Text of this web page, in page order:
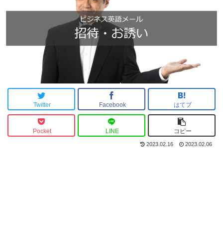
Twitter Facebook はてブ
Pocket LINE コピー
2023.02.16 2023.02.06